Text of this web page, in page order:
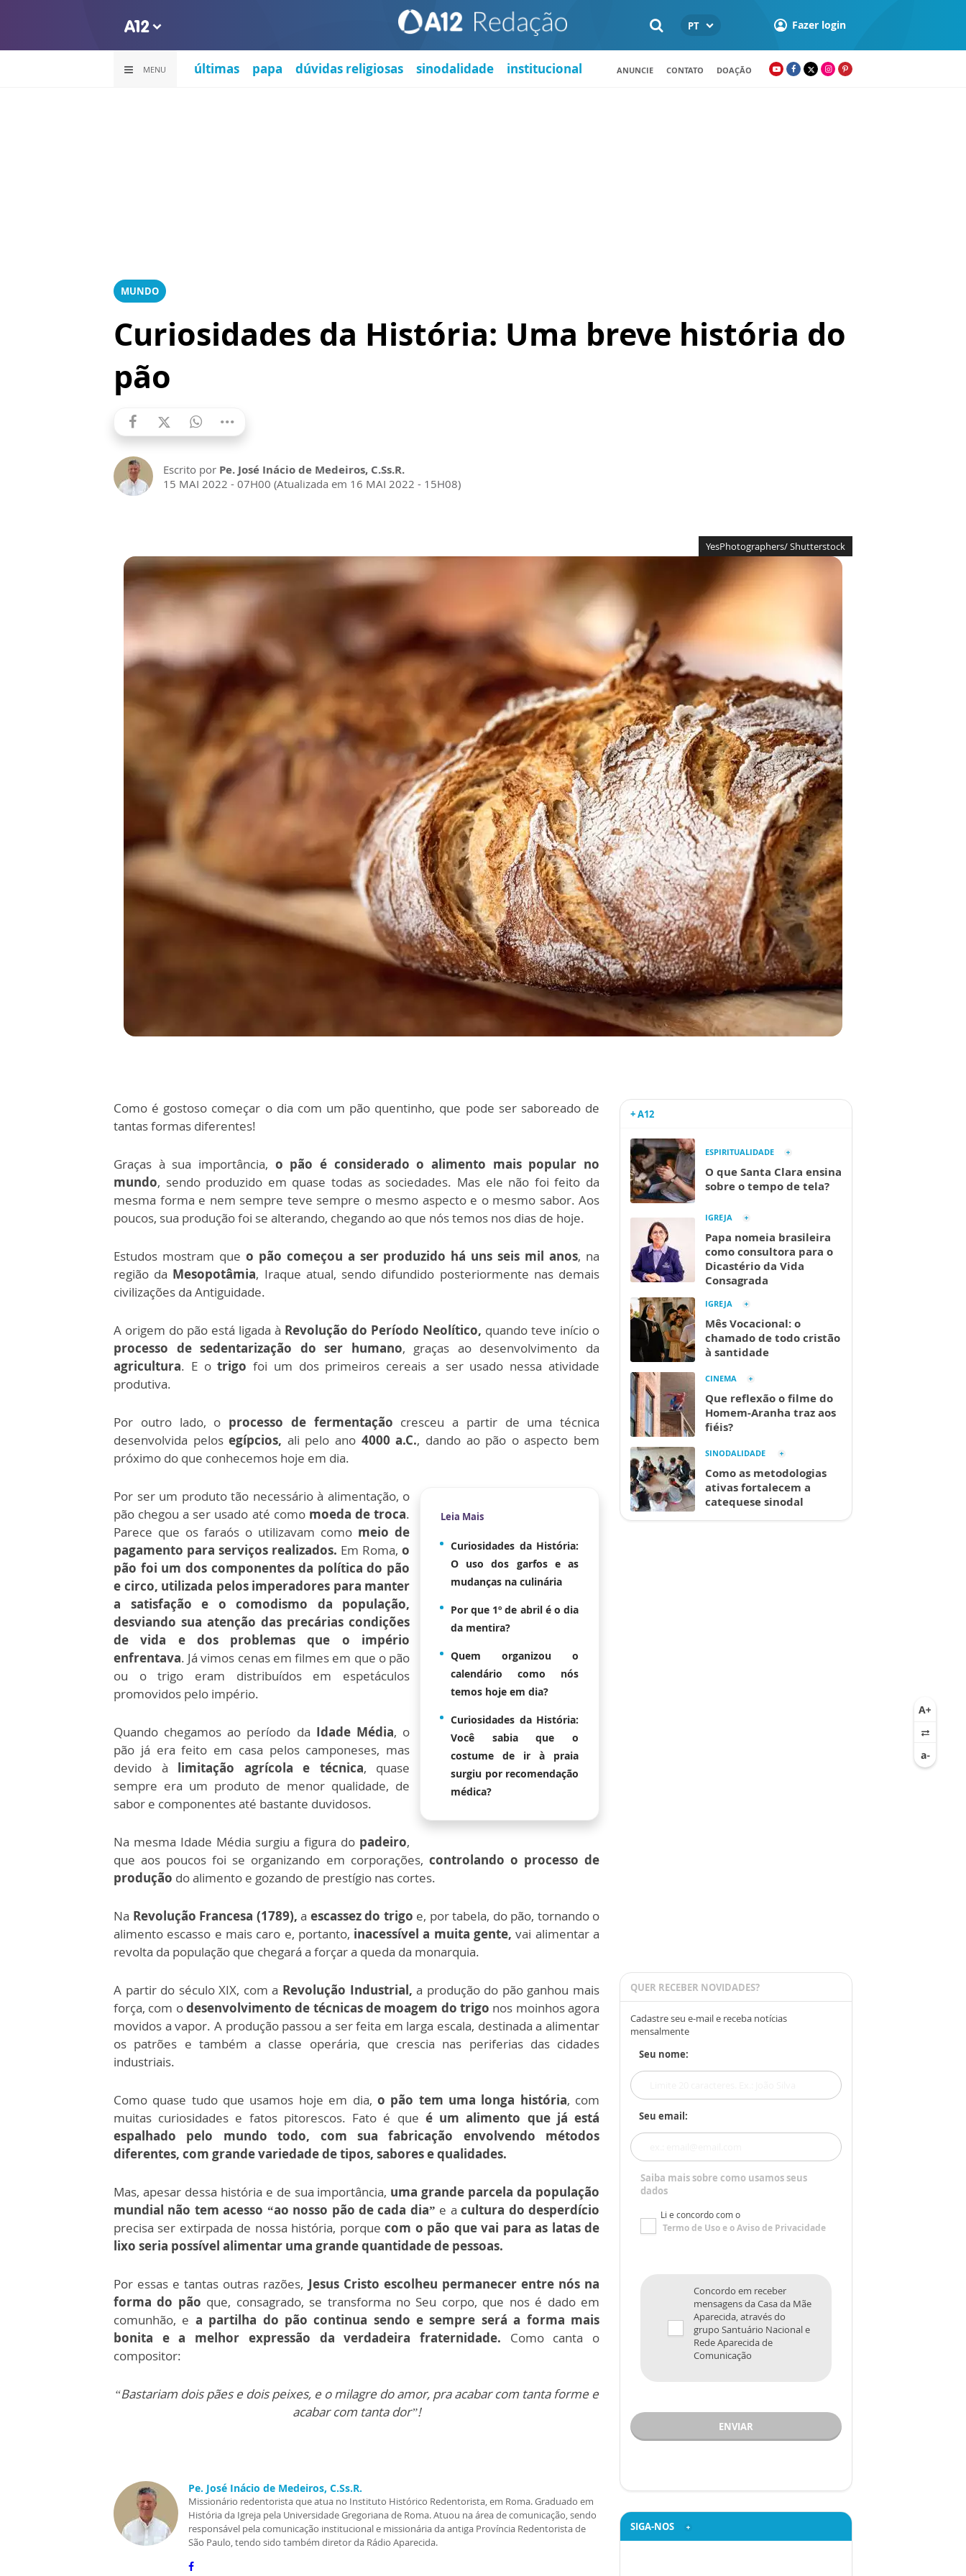
PT Fazer login
MENU últimas papa dúvidas religiosas sinodalidade institucional ANUNCIE CONTATO DOAÇÃO
MUNDO
Curiosidades da História: Uma breve história do
pão
Escrito por Pe. José Inácio de Medeiros, C.Ss.R.
15 MAI 2022 - 07H00 (Atualizada em 16 MAI 2022 - 15H08)
YesPhotographers/ Shutterstock
Como é gostoso começar o dia com um pão quentinho, que pode ser saboreado de
tantas formas diferentes!
Graças à sua importância, o pão é considerado o alimento mais popular no
mundo, sendo produzido em quase todas as sociedades. Mas ele não foi feito da
mesma forma e nem sempre teve sempre o mesmo aspecto e o mesmo sabor. Aos
poucos, sua produção foi se alterando, chegando ao que nós temos nos dias de hoje.
Estudos mostram que o pão começou a ser produzido há uns seis mil anos, na
região da Mesopotâmia, Iraque atual, sendo difundido posteriormente nas demais
civilizações da Antiguidade.
A origem do pão está ligada à Revolução do Período Neolítico, quando teve início o
processo de sedentarização do ser humano, graças ao desenvolvimento da
agricultura. E otrigo foi um dos primeiros cereais a ser usado nessa atividade
produtiva.
Por outro lado, o processo de fermentação cresceu a partir de uma técnica
desenvolvida pelosegípcios, ali pelo ano 4000 a.C., dando ao pão o aspecto bem
próximo do que conhecemos hoje em dia.
Leia Mais
Curiosidades da História:
O uso dos garfos e as
mudanças na culinária
Por que 1º de abril é o dia
da mentira?
Quem organizou o
calendário como nós
temos hoje em dia?
Curiosidades da História:
Você sabia que o
costume de ir à praia
surgiu por recomendação
médica?
Por ser um produto tão necessário à alimentação, o
pão chegou a ser usado até como moeda de troca.
Parece que os faraós o utilizavam como meio de
pagamento para serviços realizados. Em Roma, o
pão foi um dos componentes da política do pão
e circo, utilizada pelos imperadores para manter
a satisfação e o comodismo da população,
desviando sua atenção das precárias condições
de vida e dos problemas que o império
enfrentava. Já vimos cenas em filmes em que o pão
ou o trigo eram distribuídos em espetáculos
promovidos pelo império.
Quando chegamos ao período da Idade Média, o
pão já era feito em casa pelos camponeses, mas
devido à limitação agrícola e técnica, quase
sempre era um produto de menor qualidade, de
sabor e componentes até bastante duvidosos.
Na mesma Idade Média surgiu a figura do padeiro,
que aos poucos foi se organizando em corporações, controlando o processo de
produção do alimento e gozando de prestígio nas cortes.
Na Revolução Francesa (1789), a escassez do trigo e, por tabela, do pão, tornando o
alimento escasso e mais caro e, portanto, inacessível a muita gente, vai alimentar a
revolta da população que chegará a forçar a queda da monarquia.
A partir do século XIX, com a Revolução Industrial, a produção do pão ganhou mais
força, com odesenvolvimento de técnicas de moagem do trigo nos moinhos agora
movidos a vapor. A produção passou a ser feita em larga escala, destinada a alimentar
os patrões e também a classe operária, que crescia nas periferias das cidades
industriais.
Como quase tudo que usamos hoje em dia, o pão tem uma longa história, com
muitas curiosidades e fatos pitorescos. Fato é que é um alimento que já está
espalhado pelo mundo todo, com sua fabricação envolvendo métodos
diferentes, com grande variedade de tipos, sabores e qualidades.
Mas, apesar dessa história e de sua importância, uma grande parcela da população
mundial não tem acesso “ao nosso pão de cada dia” e acultura do desperdício
precisa ser extirpada de nossa história, porquecom o pão que vai para as latas de
lixo seria possível alimentar uma grande quantidade de pessoas.
Por essas e tantas outras razões, Jesus Cristo escolheu permanecer entre nós na
forma do pão que, consagrado, se transforma no Seu corpo, que nos é dado em
comunhão, e a partilha do pão continua sendo e sempre será a forma mais
bonita e a melhor expressão da verdadeira fraternidade. Como canta o
compositor:
“Bastariam dois pães e dois peixes, e o milagre do amor, pra acabar com tanta forme e
acabar com tanta dor”!
Pe. José Inácio de Medeiros, C.Ss.R.
Missionário redentorista que atua no Instituto Histórico Redentorista, em Roma. Graduado em
História da Igreja pela Universidade Gregoriana de Roma. Atuou na área de comunicação, sendo
responsável pela comunicação institucional e missionária da antiga Província Redentorista de
São Paulo, tendo sido também diretor da Rádio Aparecida.
+ A12
ESPIRITUALIDADE
O que Santa Clara ensina
sobre o tempo de tela?
IGREJA
Papa nomeia brasileira
como consultora para o
Dicastério da Vida
Consagrada
IGREJA
Mês Vocacional: o
chamado de todo cristão
à santidade
CINEMA
Que reflexão o filme do
Homem-Aranha traz aos
fiéis?
SINODALIDADE
Como as metodologias
ativas fortalecem a
catequese sinodal
QUER RECEBER NOVIDADES?
Cadastre seu e-mail e receba notícias
mensalmente
Seu nome:
Seu email:
Saiba mais sobre como usamos seus
dados
Li e concordo com o
Termo de Usoe oAviso de Privacidade
Concordo em receber
mensagens da Casa da Mãe
Aparecida, através do
grupo Santuário Nacional e
Rede Aparecida de
Comunicação
ENVIAR
SIGA-NOS